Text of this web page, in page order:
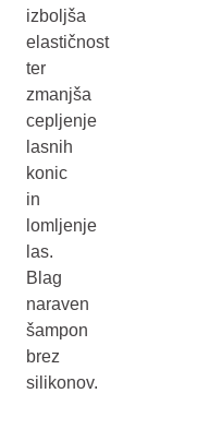
izboljša
elastičnost
ter
zmanjša
cepljenje
lasnih
konic
in
lomljenje
las.
Blag
naraven
šampon
brez
silikonov.